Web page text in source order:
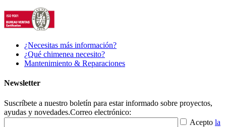
¿Necesitas más información?
¿Qué chimenea necesito?
Mantenimiento & Reparaciones
Newsletter
Suscríbete a nuestro boletín para estar informado sobre proyectos,
ayudas y novedades.Correo electrónico:
Acepto la